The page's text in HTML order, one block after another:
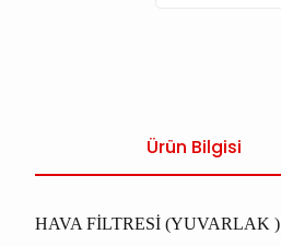
Ürün Bilgisi
HAVA FİLTRESİ (YUVARLAK )